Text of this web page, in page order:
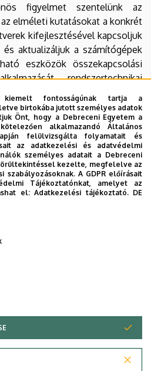
figyelmet szentelünk az
elméleti kutatásokat a konkrét
kifejlesztésével kapcsoljuk
aktualizáljuk a számítógépek
eszközök összekapcsolási
rendszertechnikai
Figyelemmel kísérjük a
közötti átviteli lehetőségeket,
képátvitelt, beleértve azok
is. Vizsgáljuk a folyamatok
elméletének ipari és
lehetőségeit, különös tekintettel
Nyomon követjük a
és aktívan részt vállalunk a
együttműködésekben és
az elméleti kutatási ismeretek
26. 17:51
fontosságúnak tartja a
birtokába jutott személyes adatok
Önt, hogy a Debreceni Egyetem a
alkalmazandó Általános
felülvizsgálta folyamatait és
az adatkezelési és adatvédelmi
személyes adatait a Debreceni
kezelte, megfelelve az
A GDPR előírásait
Tájékoztatónkat, amelyet az
el:Adatkezelési tájékoztató. DE